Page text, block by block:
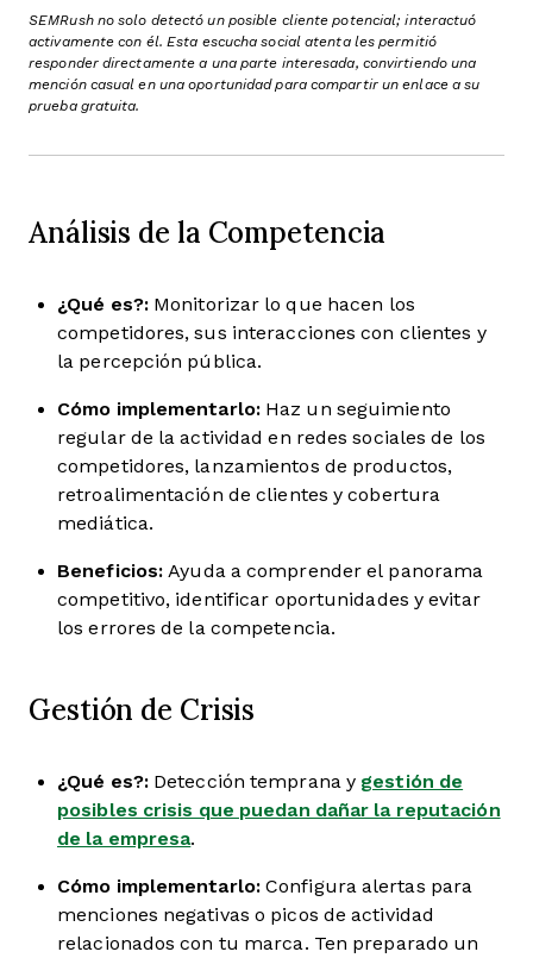
SEMRush no solo detectó un posible cliente potencial; interactuó
activamente con él. Esta escucha social atenta les permitió
responder directamente a una parte interesada, convirtiendo una
mención casual en una oportunidad para compartir un enlace a su
prueba gratuita.
Análisis de la Competencia
¿Qué es?: Monitorizar lo que hacen los
competidores, sus interacciones con clientes y
la percepción pública.
Cómo implementarlo:Haz un seguimiento
regular de la actividad en redes sociales de los
competidores, lanzamientos de productos,
retroalimentación de clientes y cobertura
mediática.
Beneficios:Ayuda a comprender el panorama
competitivo, identificar oportunidades y evitar
los errores de la competencia.
Gestión de Crisis
¿Qué es?:Detección temprana y gestión de
posibles crisis que puedan dañar la reputación
de la empresa.
Cómo implementarlo: Configura alertas para
menciones negativas o picos de actividad
relacionados con tu marca. Ten preparado un